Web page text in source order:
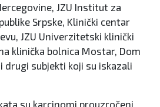
JZU Institut za
Srpske, Klinički centar
JZU Univerzitetski klinički
klinička bolnica Mostar, Dom
drugi subjekti koji su iskazali
su karcinomi prouzročeni